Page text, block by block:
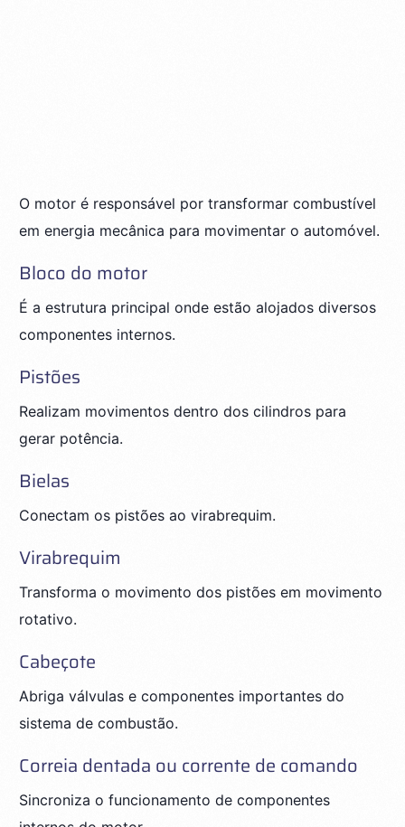
O motor é responsável por transformar combustível
em energia mecânica para movimentar o automóvel.
Bloco do motor
É a estrutura principal onde estão alojados diversos
componentes internos.
Pistões
Realizam movimentos dentro dos cilindros para
gerar potência.
Bielas
Conectam os pistões ao virabrequim.
Virabrequim
Transforma o movimento dos pistões em movimento
rotativo.
Cabeçote
Abriga válvulas e componentes importantes do
sistema de combustão.
Correia dentada ou corrente de comando
Sincroniza o funcionamento de componentes